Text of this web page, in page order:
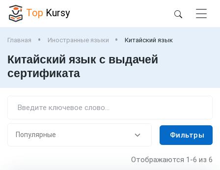
Top Kursy
Главная Иностранные языки Китайский язык
Китайский язык с выдачей
сертификата
Фильтры
Отображаются 1-6 из 6